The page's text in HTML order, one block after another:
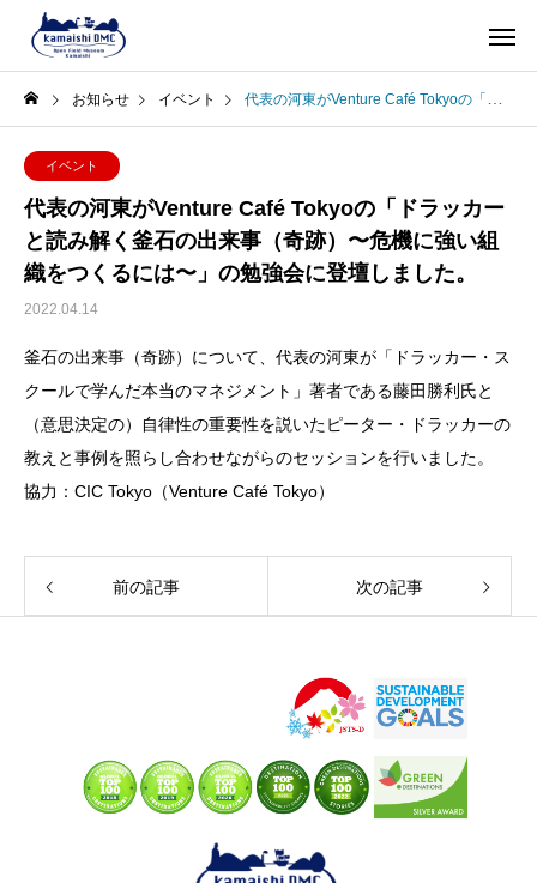
お知らせ イベント 代表の河東がVenture Café Tokyoの「ドラッカーと読み解く釜石の出来事（奇跡）〜危機に強い組織をつくるには〜」の勉強会に登壇しました。
イベント
代表の河東がVenture Café Tokyoの「ドラッカー
と読み解く釜石の出来事（奇跡）〜危機に強い組
織をつくるには〜」の勉強会に登壇しました。
2022.04.14
釜石の出来事（奇跡）について、代表の河東が「ドラッカー・ス
クールで学んだ本当のマネジメント」著者である藤田勝利氏と
（意思決定の）自律性の重要性を説いたピーター・ドラッカーの
教えと事例を照らし合わせながらのセッションを行いました。
協力：CIC Tokyo（Venture Café Tokyo）
前の記事 次の記事